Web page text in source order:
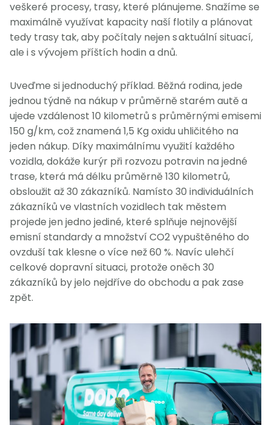
veškeré procesy, trasy, které plánujeme. Snažíme se
maximálně využívat kapacity naší flotily a plánovat
tedy trasy tak, aby počítaly nejen s aktuální situací,
ale i s vývojem příštích hodin a dnů.
Uveďme si jednoduchý příklad. Běžná rodina, jede
jednou týdně na nákup v průměrně starém autě a
ujede vzdálenost 10 kilometrů s průměrnými emisemi
150 g/km, což znamená 1,5 Kg oxidu uhličitého na
jeden nákup. Díky maximálnímu využití každého
vozidla, dokáže kurýr při rozvozu potravin na jedné
trase, která má délku průměrně 130 kilometrů,
obsloužit až 30 zákazníků. Namísto 30 individuálních
zákazníků ve vlastních vozidlech tak městem
projede jen jedno jediné, které splňuje nejnovější
emisní standardy a množství CO2 vypuštěného do
ovzduší tak klesne o více než 60 %. Navíc ulehčí
celkové dopravní situaci, protože oněch 30
zákazníků by jelo nejdříve do obchodu a pak zase
zpět.